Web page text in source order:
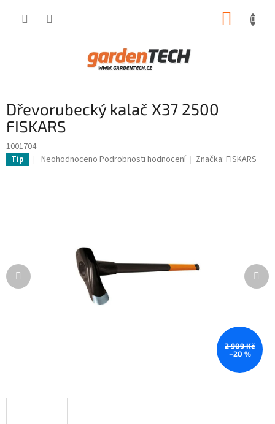
Dřevorubecký kalač X37 2500
FISKARS
1001704
Tip
Průměrné
Neohodnoceno Podrobnosti hodnocení Značka:FISKARS
2 909 Kč
–20 %